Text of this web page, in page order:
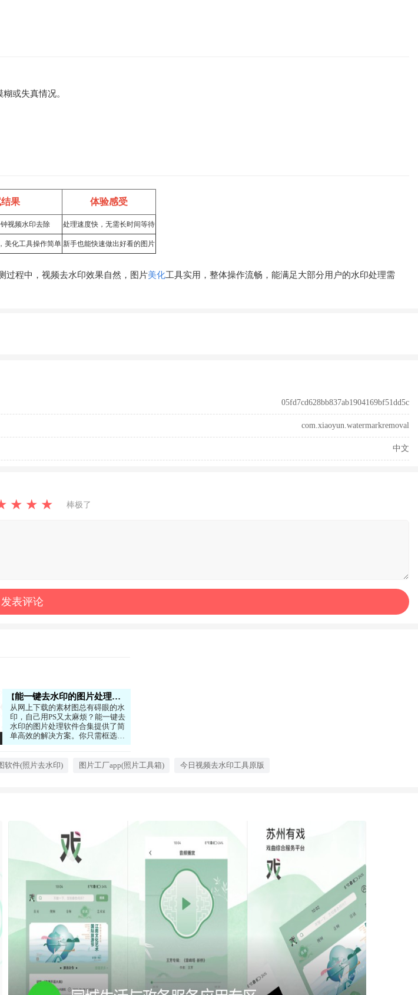
或失真情况。
果 体验感受
视频水印去除 处理速度快，无需长时间等待
美化工具操作简单 新手也能快速做出好看的图片
过程中，视频去水印效果自然，图片美化工具实用，整体操作流畅，能满足大部分用户的水印处理需
05fd7cd628bb837ab1904169bf51dd5c
com.xiaoyun.watermarkremoval
中文
★ ★ ★ 棒极了
能一键去水印的图片处理软件汇总
从网上下载的素材图总有碍眼的水
印，自己用PS又太麻烦？能一键去
水印的图片处理软件合集提供了简
单高效的解决方案。你只需框选或
涂抹水印区域，软件就会利用智能
就能得到一张干净的原图。除了去
软件(照片去水印) 图片工厂app(照片工具箱) 今日视频去水印工具原版